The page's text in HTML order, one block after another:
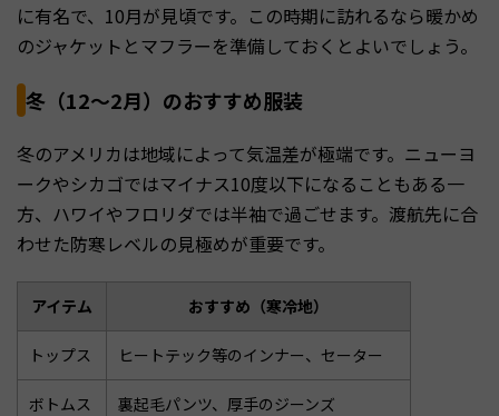
に有名で、10月が見頃です。この時期に訪れるなら暖かめ
のジャケットとマフラーを準備しておくとよいでしょう。
冬（12〜2月）のおすすめ服装
冬のアメリカは地域によって気温差が極端です。ニューヨ
ークやシカゴではマイナス10度以下になることもある一
方、ハワイやフロリダでは半袖で過ごせます。渡航先に合
わせた防寒レベルの見極めが重要です。
アイテム おすすめ（寒冷地）
トップス ヒートテック等のインナー、セーター
ボトムス 裏起毛パンツ、厚手のジーンズ